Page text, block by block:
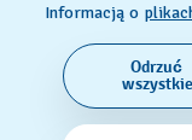
SWISS MADE
© 2026 Flik Flak, oddział Swatch
Informacją o
Odrzuć
wszystkie